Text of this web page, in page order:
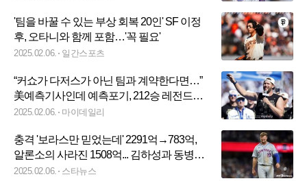
'팀을 바꿀 수 있는 부상 회복 20인' SF 이정
후, 오타니와 함께 포함…'꼭 필요'
2025.02.06. 일간스포츠
“커쇼가 다저스가 아닌 팀과 계약한다면…”
美예측기사인데 예측포기, 212승 레전드의
시간이 온다
2025.02.06. 마이데일리
충격 '보라스만 믿었는데' 2291억→783억,
알론소의 사라진 1508억... 김하성과 동병상
련 '옵트아웃만 본다'
2025.02.06. 스타뉴스